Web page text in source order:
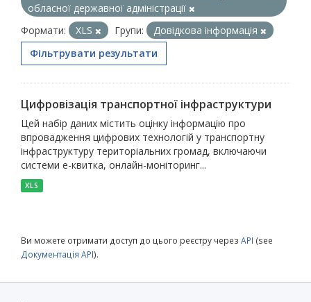
обласної державної адміністрації
Формати:
XLS Групи:
Довідкова інформація
Фільтрувати результати
Цифровізація транспортної інфраструктури
Цей набір даних містить оцінку інформацію про
впровадження цифрових технологій у транспортну
інфраструктуру територіальних громад, включаючи
системи е-квитка, онлайн-моніторинг...
XLS
Ви можете отримати доступ до цього реєстру через API (see
Документація API).